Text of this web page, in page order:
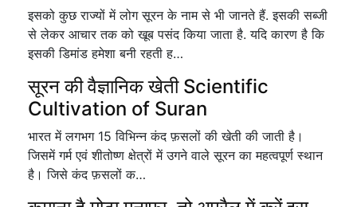
इसको कुछ राज्यों में लोग सूरन के नाम से भी जानते हैं. इसकी सब्जी
से लेकर आचार तक को खूब पसंद किया जाता है. यदि कारण है कि
इसकी डिमांड हमेशा बनी रहती ह…
सूरन की वैज्ञानिक खेती Scientific
Cultivation of Suran
भारत में लगभग 15 विभिन्न कंद फ़सलों की खेती की जाती है।
जिसमें गर्म एवं शीतोष्ण क्षेत्रों में उगने वाले सूरन का महत्वपूर्ण स्थान
है। जिसे कंद फ़सलों क…